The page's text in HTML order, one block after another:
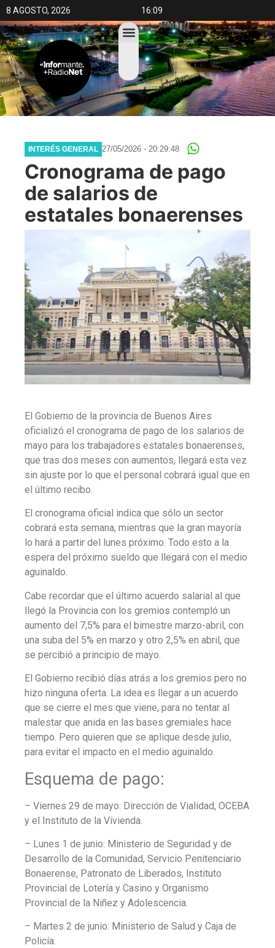
8 AGOSTO, 2026 16:09
INTERÉS GENERAL 27/05/2026 - 20:29:48
Cronograma de pago
de salarios de
estatales bonaerenses
El Gobierno de la provincia de Buenos Aires
oficializó el cronograma de pago de los salarios de
mayo para los trabajadores estatales bonaerenses,
que tras dos meses con aumentos, llegará esta vez
sin ajuste por lo que el personal cobrará igual que en
el último recibo.
El cronograma oficial indica que sólo un sector
cobrará esta semana, mientras que la gran mayoría
lo hará a partir del lunes próximo. Todo esto a la
espera del próximo sueldo que llegará con el medio
aguinaldo.
Cabe recordar que el último acuerdo salarial al que
llegó la Provincia con los gremios contempló un
aumento del 7,5% para el bimestre marzo-abril, con
una suba del 5% en marzo y otro 2,5% en abril, que
se percibió a principio de mayo.
E l Gobierno recibió días atrás a los gremios pero no
hizo ninguna oferta. La idea es llegar a un acuerdo
que se cierre el mes que viene, para no tentar al
malestar que anida en las bases gremiales hace
tiempo. Pero quieren que se aplique desde julio,
para evitar el impacto en el medio aguinaldo.
Esquema de pago:
– Viernes 29 de mayo: Dirección de Vialidad, OCEBA
y el Instituto de la Vivienda.
– Lunes 1 de junio: Ministerio de Seguridad y de
Desarrollo de la Comunidad, Servicio Penitenciario
Bonaerense, Patronato de Liberados, Instituto
Provincial de Lotería y Casino y Organismo
Provincial de la Niñez y Adolescencia.
– Martes 2 de junio: Ministerio de Salud y Caja de
Policía.